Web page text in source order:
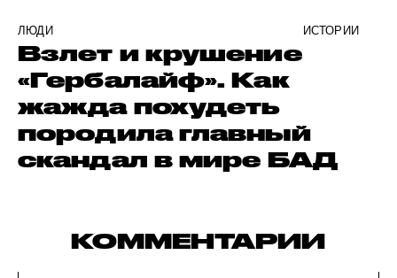
ЛЮДИ ИСТОРИИ
Взлет и крушение
«Гербалайф». Как
жажда похудеть
породила главный
скандал в мире БАД
КОММЕНТАРИИ